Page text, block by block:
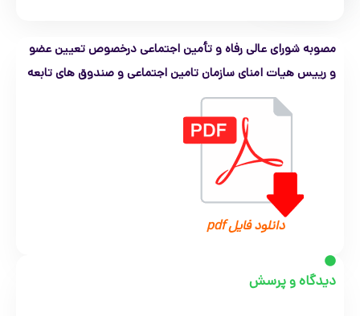
مصوبه شورای عالی رفاه و تأمین اجتماعی درخصوص تعیین عضو
و رییس هیات امنای سازمان تامین اجتماعی و صندوق های تابعه
دانلود فایل pdf
دیدگاه و پرسش